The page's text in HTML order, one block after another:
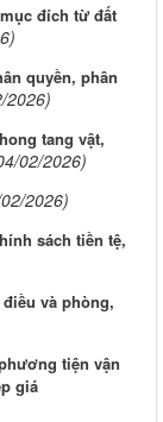
đích từ đất
quyền, phân
2026)
tang vật,
02/2026)
2026)
sách tiền tệ,
và phòng,
tiện vận
giá